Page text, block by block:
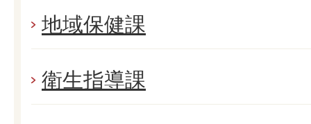
地域保健課
衛生指導課